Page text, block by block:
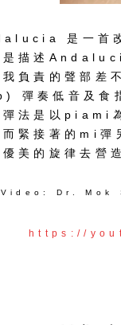
是一首
描述
我負責的聲部差
彈奏低音及食
法是以 piami
緊接著的 mi彈
優美的旋律去營
Dr. Mok
https://